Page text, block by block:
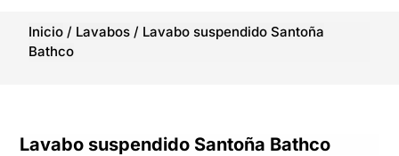
Inicio / Lavabos / Lavabo suspendido Santoña
Bathco
Lavabo suspendido Santoña Bathco